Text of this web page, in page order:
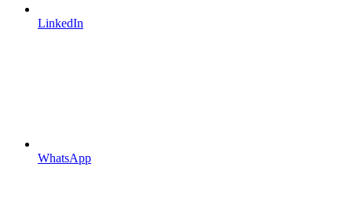
LinkedIn
WhatsApp